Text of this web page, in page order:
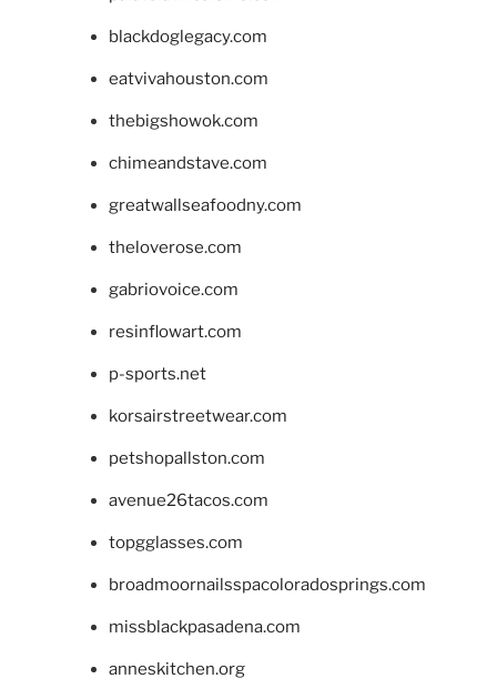
blackdoglegacy.com
eatvivahouston.com
thebigshowok.com
chimeandstave.com
greatwallseafoodny.com
theloverose.com
gabriovoice.com
resinflowart.com
p-sports.net
korsairstreetwear.com
petshopallston.com
avenue26tacos.com
topgglasses.com
broadmoornailsspacoloradosprings.com
missblackpasadena.com
anneskitchen.org